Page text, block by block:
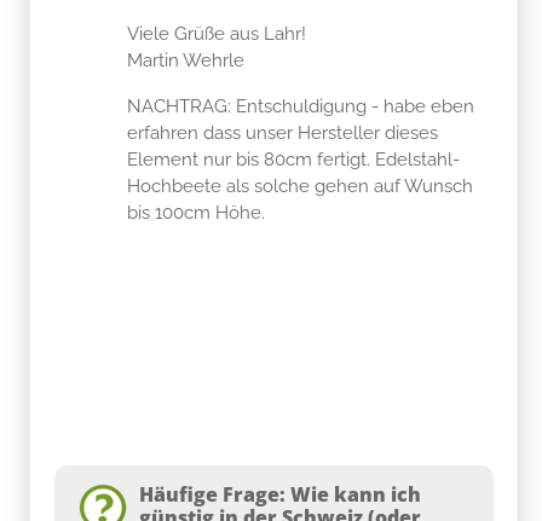
Viele Grüße aus Lahr!
Martin Wehrle
NACHTRAG: Entschuldigung - habe eben
erfahren dass unser Hersteller dieses
Element nur bis 80cm fertigt. Edelstahl-
Hochbeete als solche gehen auf Wunsch
bis 100cm Höhe.
Häufige Frage: Wie kann ich